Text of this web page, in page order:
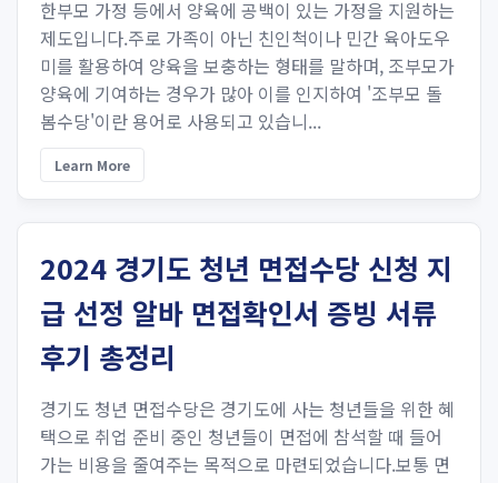
한부모 가정 등에서 양육에 공백이 있는 가정을 지원하는
제도입니다.주로 가족이 아닌 친인척이나 민간 육아도우
미를 활용하여 양육을 보충하는 형태를 말하며, 조부모가
양육에 기여하는 경우가 많아 이를 인지하여 '조부모 돌
봄수당'이란 용어로 사용되고 있습니...
Learn More
2024 경기도 청년 면접수당 신청 지
급 선정 알바 면접확인서 증빙 서류
후기 총정리
경기도 청년 면접수당은 경기도에 사는 청년들을 위한 혜
택으로 취업 준비 중인 청년들이 면접에 참석할 때 들어
가는 비용을 줄여주는 목적으로 마련되었습니다.보통 면